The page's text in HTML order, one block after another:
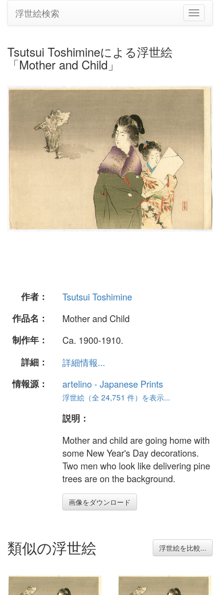
ナ
ビ
切
え
浮世絵検索
Tsutsui Toshimineによる浮世絵
「Mother and Child」
作者：
Tsutsui Toshimine
作品名：
Mother and Child
制作年：
Ca. 1900-1910.
詳細：
詳細情報...
情報源：
artelino - Japanese Prints
浮世絵（全 24,751 件）を表示...
説明：
Mother and child are going home with
some New Year's Day decorations.
Two men who look like delivering pine
trees are on the background.
画像をダウンロード
類似の浮世絵 浮世絵を比較...